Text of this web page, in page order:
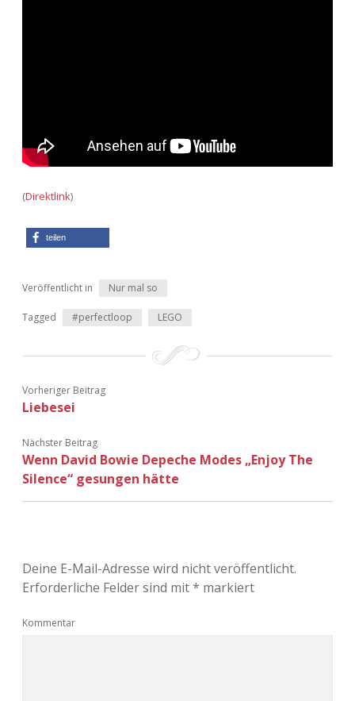
(Direktlink)
teilen
Veröffentlicht in Nur mal so
Tagged #perfectloop LEGO
Vorheriger Beitrag
Liebesei
Nächster Beitrag
Wenn David Bowie Depeche Modes „Enjoy The
Silence“ gesungen hätte
Deine E-Mail-Adresse wird nicht veröffentlicht.
Erforderliche Felder sind mit* markiert
Kommentar